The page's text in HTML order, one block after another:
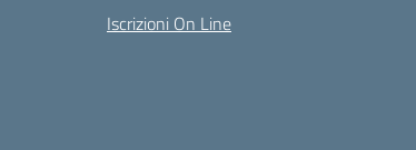
Iscrizioni On Line